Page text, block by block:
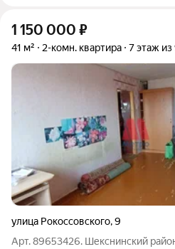
1 150 000 ₽
41 м² 2-комн. квартира 7 этаж из
улица Рокоссовского,9
Арт. 89653426. Шекснинский